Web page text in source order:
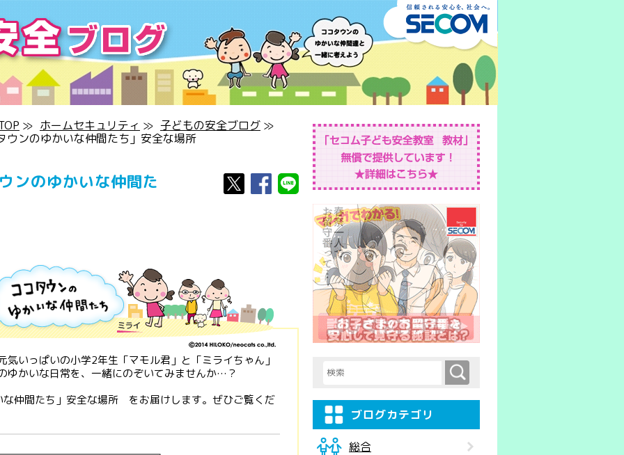
≫ ホームセキュリティ ≫ 子どもの安全ブログ ≫
ウンのゆかいな仲間たち」安全な場所
ンのゆかいな仲間た
いっぱいの小学2年生「マモル君」と「ミライちゃん」
ゆかいな日常を、一緒にのぞいてみませんか…？
仲間たち」安全な場所 をお届けします。ぜひご覧くだ
検索キーワード入力 検索
ブログカテゴリ
総合